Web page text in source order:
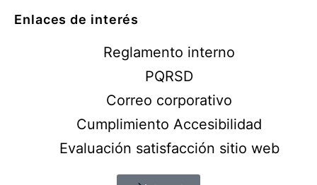
Enlaces de interés
Reglamento interno
PQRSD
Correo corporativo
Cumplimiento Accesibilidad
Evaluación satisfacción sitio web